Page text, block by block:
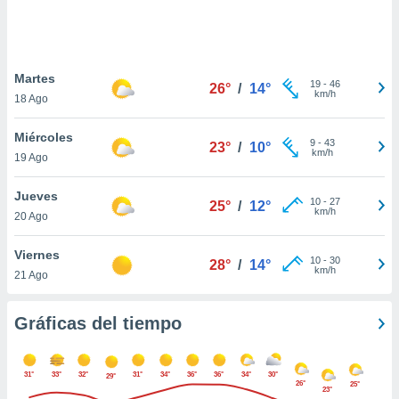
únicos
similares
como
sitio
de
posible
en
a lo que
Para
su
Martes
18 Ago
26° / 14° 19- 46
km/h
Miércoles
19 Ago
23° / 10° 9- 43
km/h
Jueves
20 Ago
25° / 12° 10- 27
km/h
Viernes
21 Ago
28° / 14° 10- 30
km/h
Gráficas del tiempo
31° 33° 32° 29° 31° 34° 36° 36° 34°
30°
26°
23°
25°